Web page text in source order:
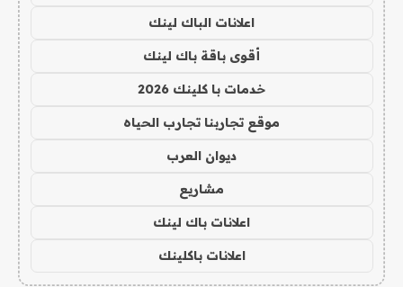
اعلانات الباك لينك
أقوى باقة باك لينك
خدمات با كلينك 2026
موقع تجاربنا تجارب الحياه
ديوان العرب
مشاريع
اعلانات باك لينك
اعلانات باكلينك